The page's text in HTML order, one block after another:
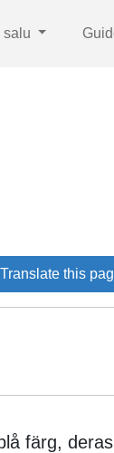
salu
Translate this
färg, deras